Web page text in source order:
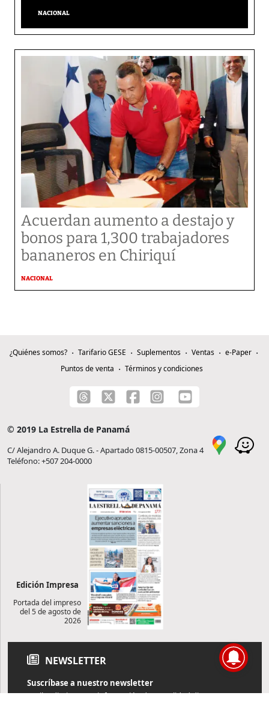
NACIONAL
Acuerdan aumento a destajo y
bonos para 1,300 trabajadores
bananeros en Chiriquí
NACIONAL
¿Quiénes somos? Tarifario GESE Suplementos Ventas
e-Paper
Puntos de venta
Términos y condiciones
© 2019 La Estrella de Panamá
C/ Alejandro A. Duque G. - Apartado 0815-00507, Zona 4
Teléfono: +507 204-0000
Edición Impresa
Portada del impreso
del 5 de agosto de
2026
NEWSLETTER
Suscríbase a nuestro newsletter
Reciba diariamente información de actualidad directamente en